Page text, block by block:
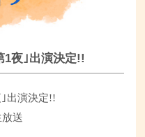
1夜｣出演決定!!
出演決定!!
放送